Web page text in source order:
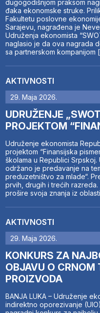
dugogodišnjom praksom
đaka ekonomske struke.
Fakultetu poslovne
Sarajevu, nagrađena je
Udruženja ekonomista
naglasio je da ova nagrada
sa partnerskom kompanijom
AKTIVNOSTI
29. Maja 2026.
UDRUŽENJE
PROJEKTOM
Udruženje ekonomista
projektom “Finansijska
školama u Republici Srpskoj.
održano je predavanje na
preduzetništvo za mlade“.
prvih, drugih i trećih
prošire svoja znanja iz
AKTIVNOSTI
29. Maja 2026.
KONKURS ZA
OBJAVU O CRNOM
PROIZVODA
BANJA LUKA – Udruženje
indirektno oporezivanje